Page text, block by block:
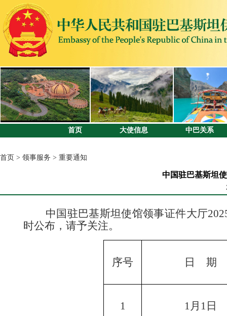
首页 大使信息 中巴关系
首页 > 领事服务 > 重要通知
中国驻巴基斯坦
中国驻巴基斯坦使馆领事证件大厅
时公布，请予关注。
序号 日 期
1 1月1日